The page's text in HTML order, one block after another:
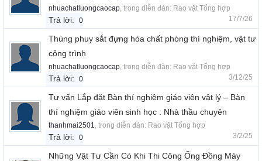
nhuachatluongcaocap , trong diễn đàn: Rao vặt Tổng hợp
Trả lời: 0 17/7/26
Thùng phuy sắt đựng hóa chất phòng thí nghiệm, vật tư
công trình
nhuachatluongcaocap , trong diễn đàn: Rao vặt Tổng hợp
Trả lời: 0 3/12/25
Tư vấn Lắp đặt Bàn thí nghiệm giáo viên vật lý – Bàn
thí nghiệm giáo viên sinh học : Nhà thầu chuyên
thanhmai2501 , trong diễn đàn: Rao vặt Tổng hợp
Trả lời: 0 3/2/25
Những Vật Tư Cần Có Khi Thi Công Ống Đồng Máy